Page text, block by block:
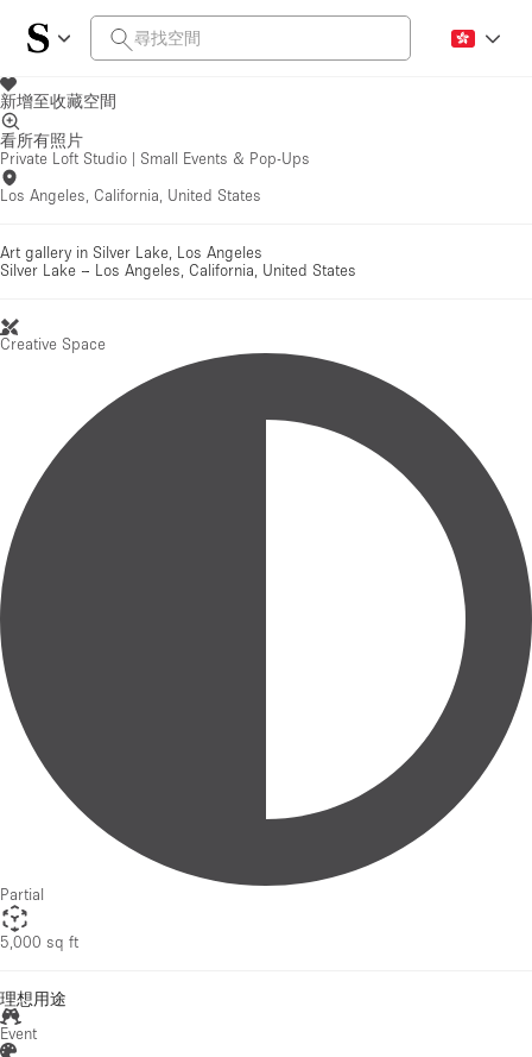
新增至收藏空間
看所有照片
Private Loft Studio | Small Events & Pop-Ups
Los Angeles, California, United States
Art gallery in Silver Lake, Los Angeles
Silver Lake – Los Angeles, California, United States
Creative Space
Partial
5,000 sq ft
理想用途
Event